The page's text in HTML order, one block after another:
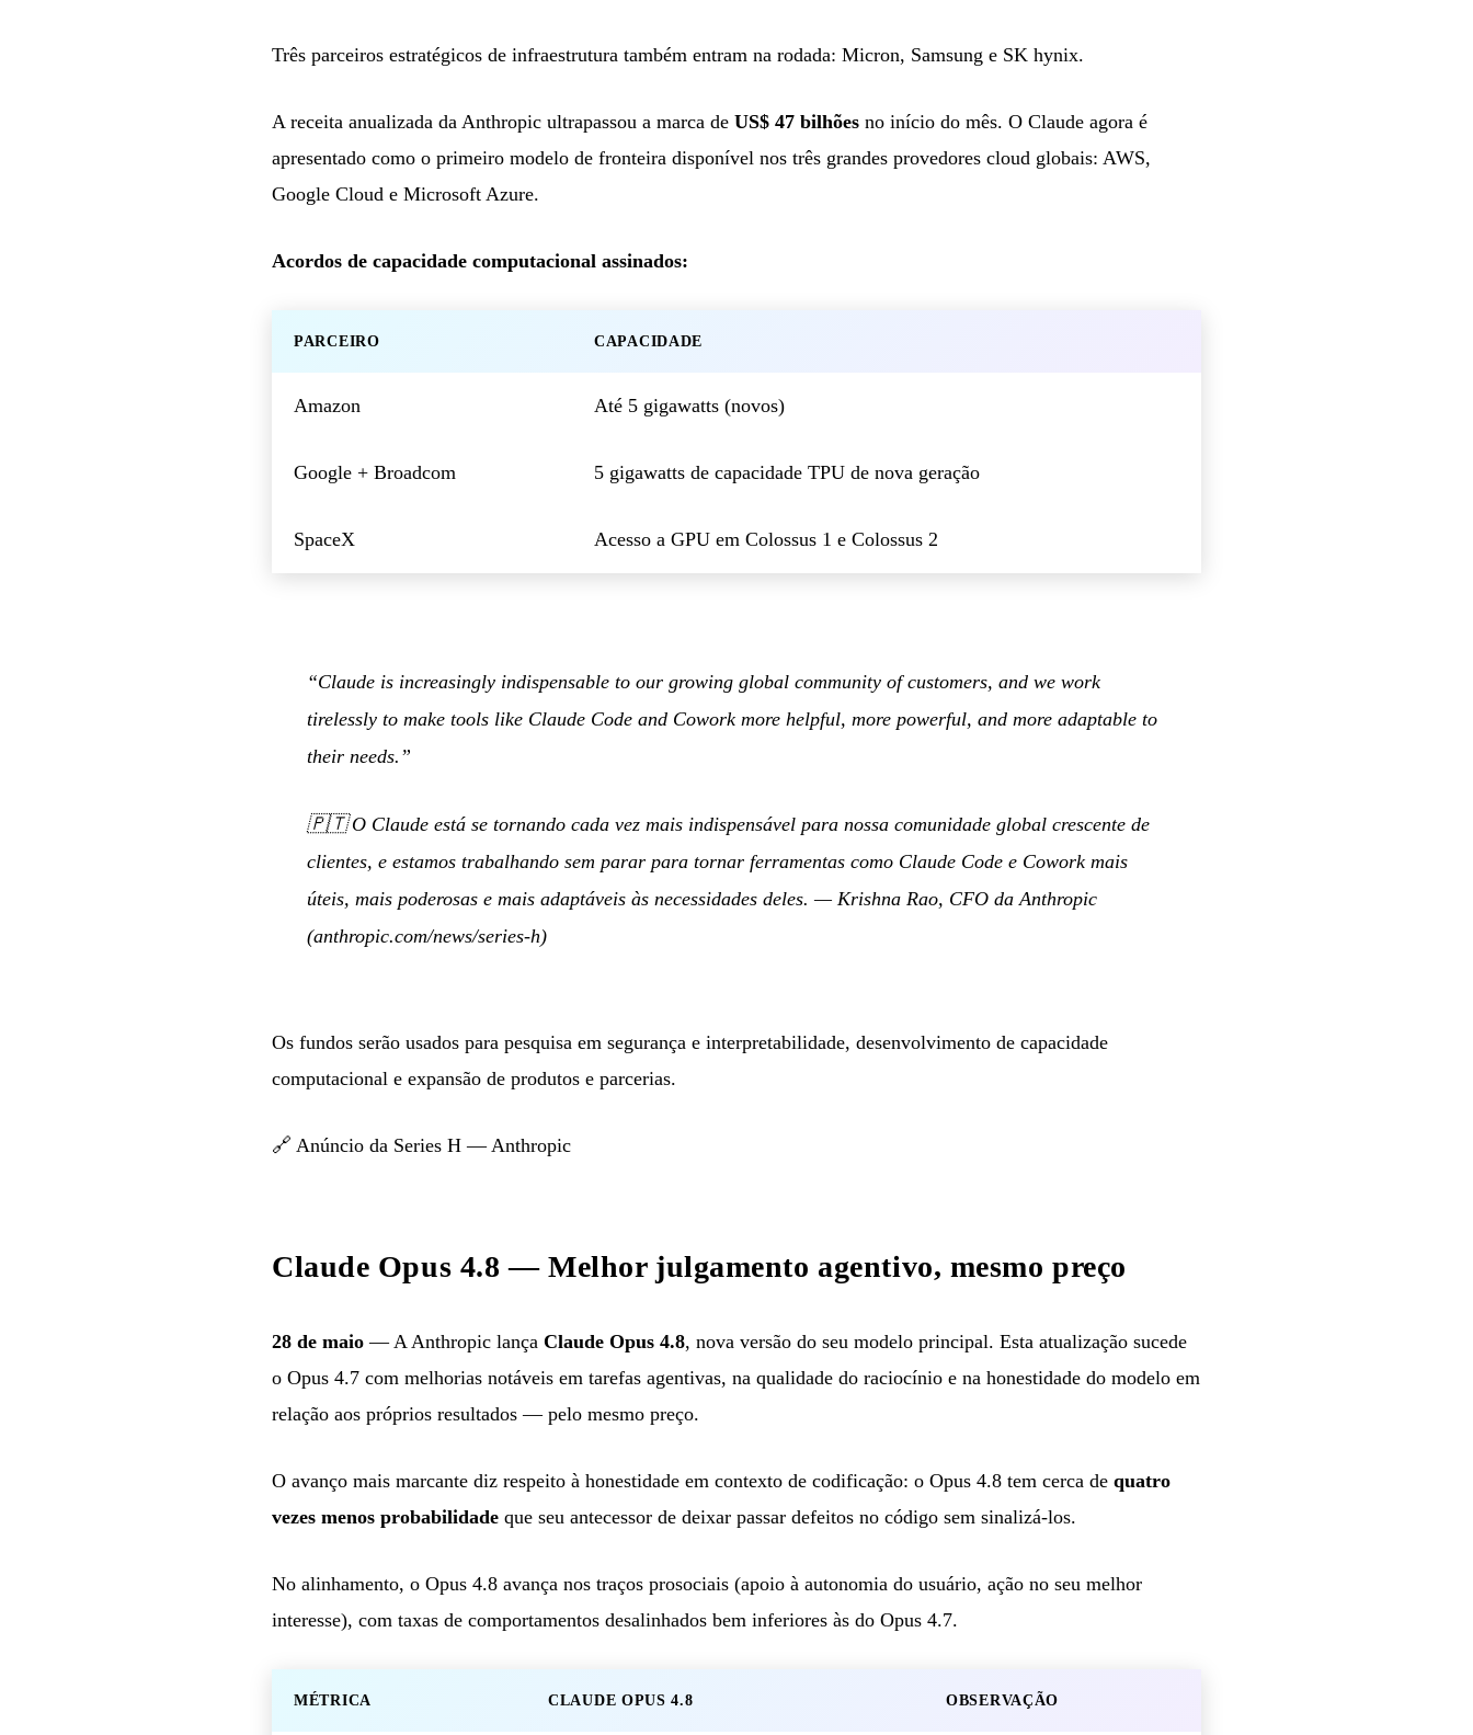
financiamento
atinge **US
hyperscale,
Três parceiros estratégicos de infraestrutura também entram na rodada: Micron, Samsung e SK hynix.
A receita anualizada da Anthropic ultrapassou a marca de US$ 47 bilhões no início do mês. O Claude agora é
apresentado como o primeiro modelo de fronteira disponível nos três grandes provedores cloud globais: AWS,
Google Cloud e Microsoft Azure.
Acordos de capacidade computacional assinados:
PARCEIRO CAPACIDADE
Amazon Até 5 gigawatts (novos)
Google + Broadcom 5 gigawatts de capacidade TPU de nova geração
SpaceX Acesso a GPU em Colossus 1 e Colossus 2
“Claude is increasingly indispensable to our growing global community of customers, and we work
tirelessly to make tools like Claude Code and Cowork more helpful, more powerful, and more adaptable to
their needs.”
🇵🇹O Claude está se tornando cada vez mais indispensável para nossa comunidade global crescente de
clientes, e estamos trabalhando sem parar para tornar ferramentas como Claude Code e Cowork mais
úteis, mais poderosas e mais adaptáveis às necessidades deles. — Krishna Rao, CFO da Anthropic
(anthropic.com/news/series-h)
Os fundos serão usados para pesquisa em segurança e interpretabilidade, desenvolvimento de capacidade
computacional e expansão de produtos e parcerias.
🔗 Anúncio da Series H — Anthropic
Claude Opus 4.8 — Melhor julgamento agentivo, mesmo preço
28 de maio — A Anthropic lança Claude Opus 4.8, nova versão do seu modelo principal. Esta atualização sucede
o Opus 4.7 com melhorias notáveis em tarefas agentivas, na qualidade do raciocínio e na honestidade do modelo em
relação aos próprios resultados — pelo mesmo preço.
O avanço mais marcante diz respeito à honestidade em contexto de codificação: o Opus 4.8 tem cerca de quatro
vezes menos probabilidade que seu antecessor de deixar passar defeitos no código sem sinalizá-los.
No alinhamento, o Opus 4.8 avança nos traços prosociais (apoio à autonomia do usuário, ação no seu melhor
interesse), com taxas de comportamentos desalinhados bem inferiores às do Opus 4.7.
MÉTRICA CLAUDE OPUS 4.8 OBSERVAÇÃO